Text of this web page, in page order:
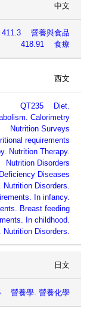
中文
411.3 營養與食品
418.91 食療
西文
QT235 Diet.
Calorimetry
Nutrition Surveys
requirements
Nutrition Therapy.
Disorders
Diseases
Disorders.
In infancy.
Breast feeding
In childhood.
Disorders.
日文
營養學. 營養化學